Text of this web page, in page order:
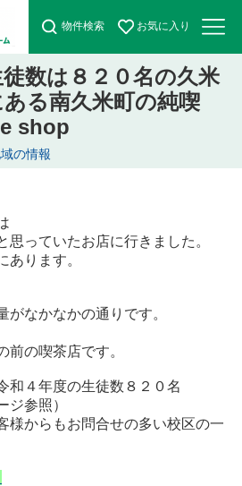
物件検索 お気に入り
数は８２０名の久米
る南久米町の純喫
shop
の情報
思っていたお店に行きました。
あります。
がなかなかの通りです。
前の喫茶店です。
和４年度の生徒数８２０名
ジ参照）
様からもお問合せの多い校区の一